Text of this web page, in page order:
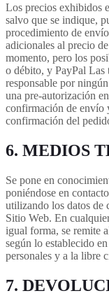
Los precios exhibidos
salvo que se indique,
procedimiento de
adicionales al precio
momento, pero los
o débito, y PayPal Las
responsable por
una pre-autorización
confirmación de envío
confirmación del
6. MEDIOS
Se pone en
poniéndose en
utilizando los datos de
Sitio Web. En
igual forma, se remite
según lo establecido
personales y a la libre
7.